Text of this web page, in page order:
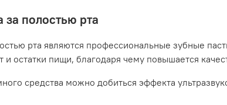
полостью рта
рта являются профессиональные зубные
и остатки пищи, благодаря чему повышается
средства можно добиться эффекта